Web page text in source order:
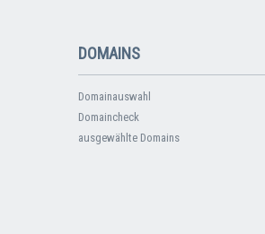
DOMAINS
Domainauswahl
Domaincheck
ausgewählte Domains